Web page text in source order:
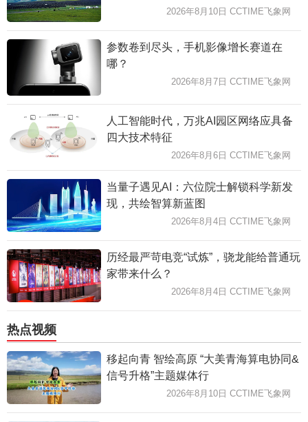
2026年8月10日 CCTIME飞象网
参数卷到尽头，手机影像增长赛道在
哪？
2026年8月7日 CCTIME飞象网
人工智能时代，万兆AI园区网络应具备
四大技术特征
2026年8月6日 CCTIME飞象网
当量子遇见AI：六位院士解锁科学新发
现，共绘智算新蓝图
2026年8月4日 CCTIME飞象网
历经最严苛电竞“试炼”，骁龙能给普通玩
家带来什么？
2026年8月4日 CCTIME飞象网
热点视频
移起向青 智绘高原 “大美青海算电协同&
信号升格”主题媒体行
2026年8月10日 CCTIME飞象网